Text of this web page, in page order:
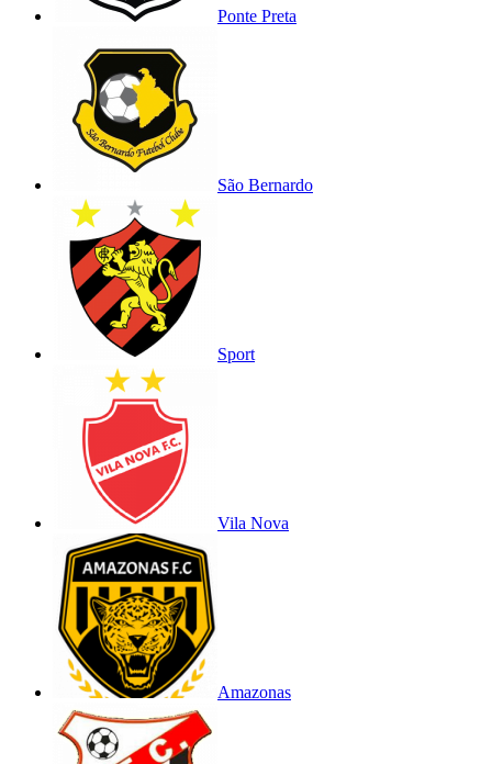
Ponte Preta
São Bernardo
Sport
Vila Nova
Amazonas